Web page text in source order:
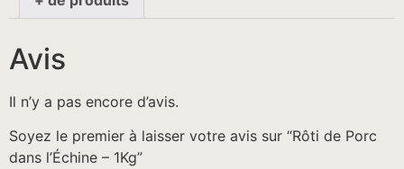
Avis
Il n’y a pas encore d’avis.
Soyez le premier à laisser votre avis sur “Rôti de Porc
dans l’Échine – 1Kg”